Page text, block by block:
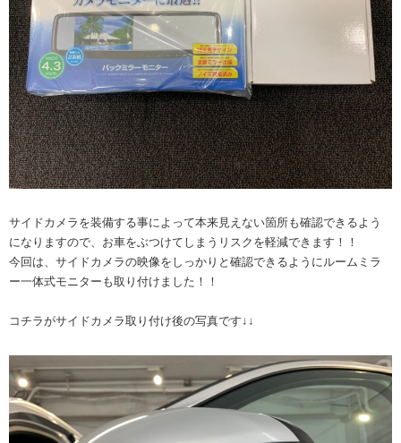
サイドカメラを装備する事によって本来見えない箇所も確認できるよう
になりますので、お車をぶつけてしまうリスクを軽減できます！！
今回は、サイドカメラの映像をしっかりと確認できるようにルームミラ
ー一体式モニターも取り付けました！！
コチラがサイドカメラ取り付け後の写真です↓↓